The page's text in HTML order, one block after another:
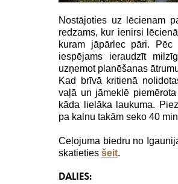
Nostājoties uz lēcienam
redzams, kur ienirsi
kuram jāpārlec pāri. Pēc
iespējams ieraudzīt
uzņemot planēšanas
Kad brīvā kritienā
vaļā un jāmeklē
kāda lielāka laukuma.
pa kalnu takām seko 40
Ceļojuma biedru no
skatieties šeit.
DALIES: